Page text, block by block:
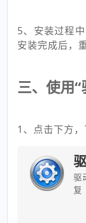
5、安装过程
安装完成后，
三、使用
1、点击下方
驱
复